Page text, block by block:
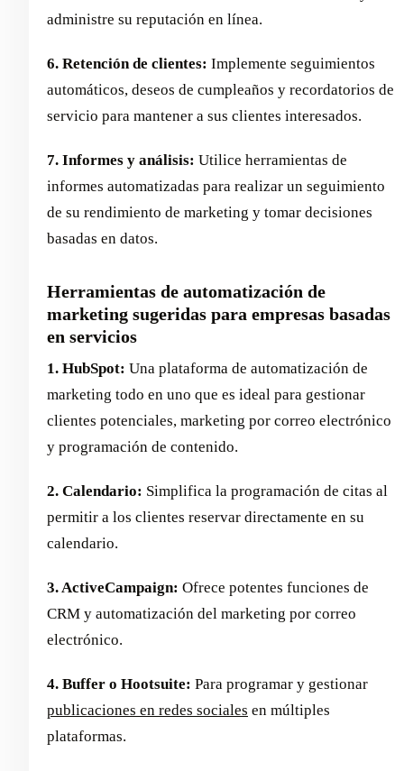
administre su reputación en línea.
6. Retención de clientes: Implemente seguimientos
automáticos, deseos de cumpleaños y recordatorios de
servicio para mantener a sus clientes interesados.
7. Informes y análisis: Utilice herramientas de
informes automatizadas para realizar un seguimiento
de su rendimiento de marketing y tomar decisiones
basadas en datos.
Herramientas de automatización de
marketing sugeridas para empresas basadas
en servicios
1. HubSpot: Una plataforma de automatización de
marketing todo en uno que es ideal para gestionar
clientes potenciales, marketing por correo electrónico
y programación de contenido.
2. Calendario: Simplifica la programación de citas al
permitir a los clientes reservar directamente en su
calendario.
3. ActiveCampaign: Ofrece potentes funciones de
CRM y automatización del marketing por correo
electrónico.
4. Buffer o Hootsuite: Para programar y gestionar
publicaciones en redes sociales en múltiples
plataformas.